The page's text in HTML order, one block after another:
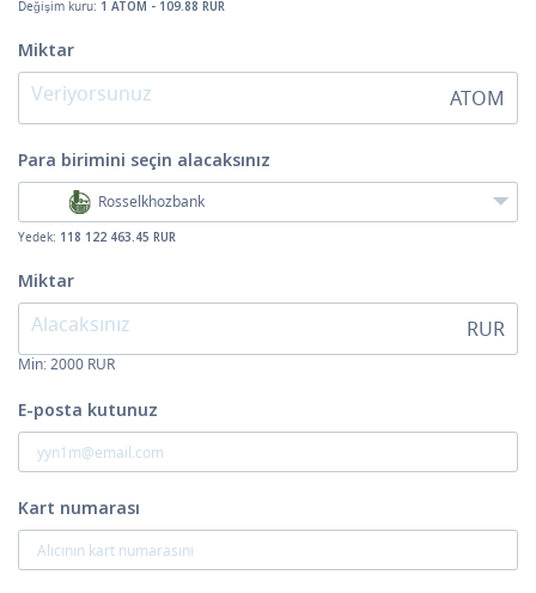
Değişim kuru: 1 ATOM - 109.88 RUR
Miktar
ATOM
Para birimini seçin alacaksınız
Rosselkhozbank
Yedek: 118 122 463.45 RUR
Miktar
RUR
Min:2000 RUR
E-posta kutunuz
Kart numarası